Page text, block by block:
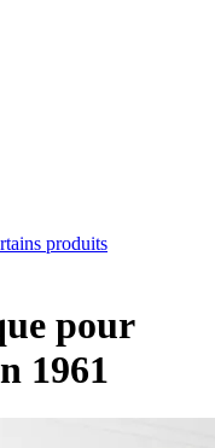
produits
pour
1961